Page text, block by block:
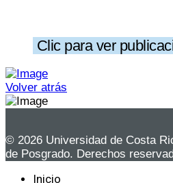
Clic para ver
Volver atrás
© 2026 Universidad de Costa
de Posgrado. Derechos
Inicio